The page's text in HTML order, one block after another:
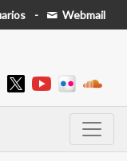
- Webmail